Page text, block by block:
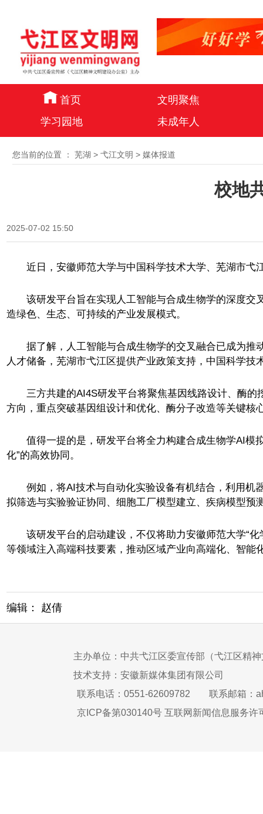
首页
文明聚焦
学习园地
未成年人
您当前的位置 ： 芜湖 > 弋江文明 > 媒体报道
校地
2025-07-02 15:50
近日，安徽师范大学与中国科学技术大学、芜湖市弋
该研发平台旨在实现人工智能与合成生物学的深度交
造绿色、生态、可持续的产业发展模式。
据了解，人工智能与合成生物学的交叉融合已成为推
人才储备，芜湖市弋江区提供产业政策支持，中国科学
三方共建的AI4S研发平台将聚焦基因线路设计、酶的
方向，重点突破基因组设计和优化、酶分子改造等关键
值得一提的是，研发平台将全力构建合成生物学AI模
化”的高效协同。
例如，将AI技术与自动化实验设备有机结合，利用机
拟筛选与实验验证协同、细胞工厂模型建立、疾病模型预
该研发平台的启动建设，不仅将助力安徽师范大学“化
等领域注入高端科技要素，推动区域产业向高端化、智能
编辑： 赵倩
主办单位：中共弋江区委宣传部（弋江区精
技术支持：安徽新媒体集团有限公司
联系电话：0551-62609782
联系邮箱：
京ICP备第030140号 互联网新闻信息服务许